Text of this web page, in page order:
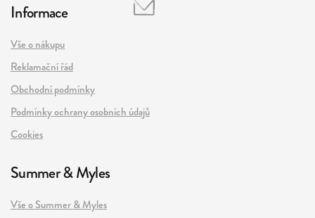
Informace
Vše o nákupu
Reklamační řád
Obchodní podmínky
Podmínky ochrany osobních údajů
Cookies
Summer & Myles
Vše o Summer & Myles